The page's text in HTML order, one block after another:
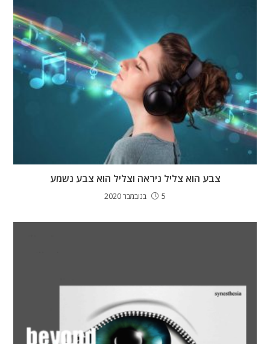
צבע הוא צליל ניראה וצליל הוא צבע נשמע
5 בנובמבר 2020